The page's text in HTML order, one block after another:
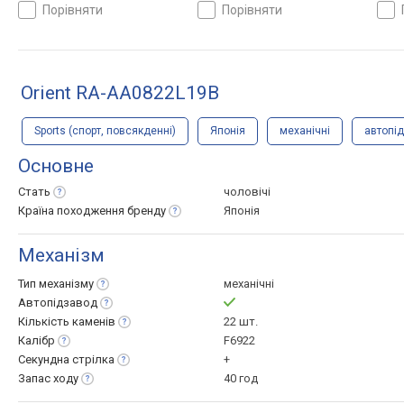
браслет сталь, WR 100,
Японія
порівняти
браслет сталь, WR 200,
Японія
порівняти
Orient RA-AA0822L19B
Sports (спорт, повсякденні) Японія механічні
Основне
Стать
чоловічі
Країна походження бренду Японія
Механізм
Тип механізму
механічні
Автопідзавод
Кількість каменів
22 шт.
Калібр
F6922
Секундна стрілка
+
Запас ходу 40 год